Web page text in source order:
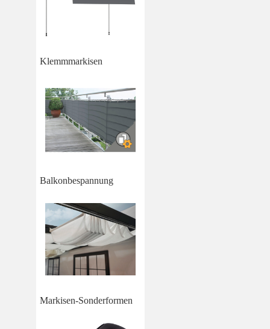
Klemmmarkisen
Balkonbespannung
Markisen-Sonderformen